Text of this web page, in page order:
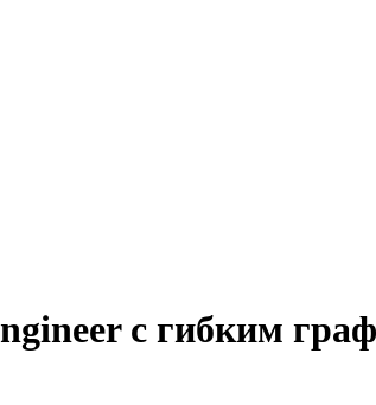
с гибким